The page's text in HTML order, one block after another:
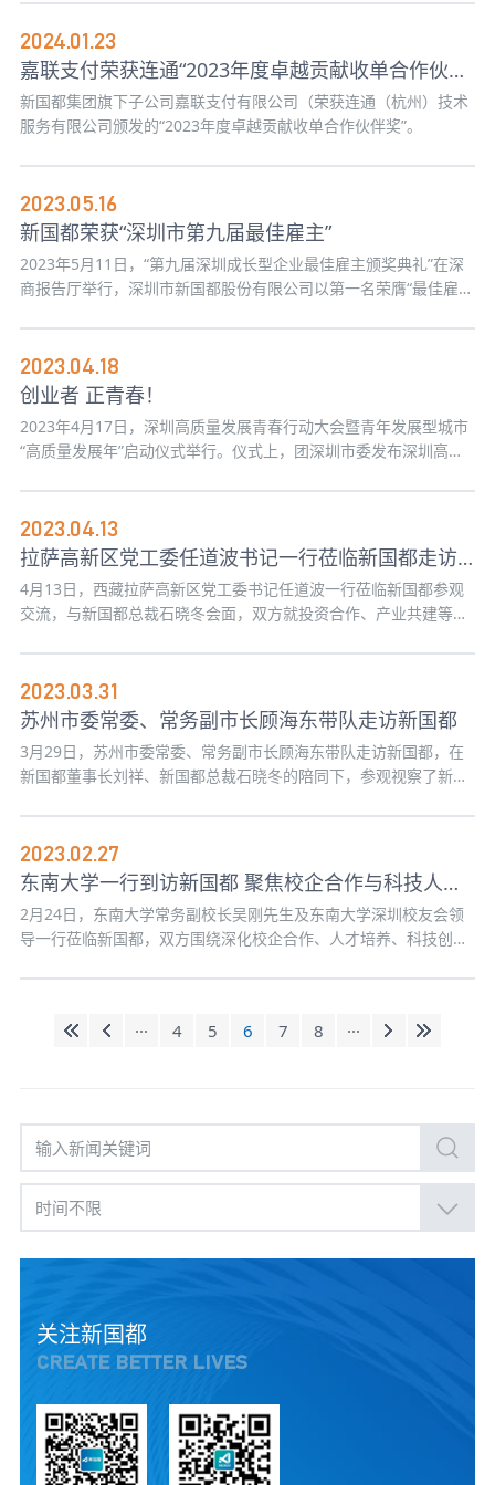
2024.01.23
嘉联支付荣获连通“2023年度卓越贡献收单合作伙伴奖”
新国都集团旗下子公司嘉联支付有限公司（荣获连通（杭州）技术
服务有限公司颁发的“2023年度卓越贡献收单合作伙伴奖”。
2023.05.16
新国都荣获“深圳市第九届最佳雇主”
2023年5月11日，“第九届深圳成长型企业最佳雇主颁奖典礼”在深
商报告厅举行，深圳市新国都股份有限公司以第一名荣膺“最佳雇主
2023.04.18
创业者 正青春！
2023年4月17日，深圳高质量发展青春行动大会暨青年发展型城市
“高质量发展年”启动仪式举行。仪式上，团深圳市委发布深圳高质
持、青年发展型城市建设等领域实施青春行动，号召全市青年在高
质量发展中作出更大的青春贡献。
2023.04.13
拉萨高新区党工委任道波书记一行莅临新国都走访交流
4月13日，西藏拉萨高新区党工委书记任道波一行莅临新国都参观
交流，与新国都总裁石晓冬会面，双方就投资合作、产业共建等议
2023.03.31
苏州市委常委、常务副市长顾海东带队走访新国都
3月29日，苏州市委常委、常务副市长顾海东带队走访新国都，在
新国都董事长刘祥、新国都总裁石晓冬的陪同下，参观视察了新国
2023.02.27
东南大学一行到访新国都 聚焦校企合作与科技人才培养
2月24日，东南大学常务副校长吴刚先生及东南大学深圳校友会领
导一行莅临新国都，双方围绕深化校企合作、人才培养、科技创新
··· 4 5 6 7 8 ···
时间不限
关注新国都
CREATE BETTER LIVES